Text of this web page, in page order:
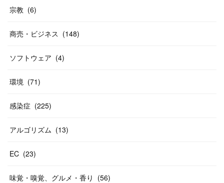
宗教 (6)
商売・ビジネス (148)
ソフトウェア (4)
環境 (71)
感染症 (225)
アルゴリズム (13)
EC (23)
味覚・嗅覚、グルメ・香り (56)